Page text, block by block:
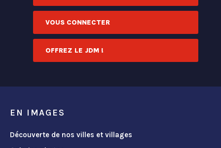
VOUS CONNECTER
OFFREZ LE JDM !
EN IMAGES
Découverte de nos villes et villages